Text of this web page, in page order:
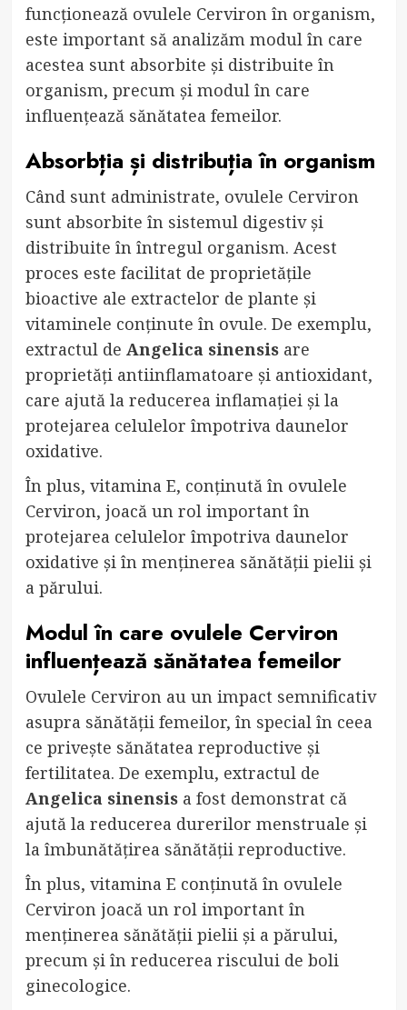
funcționează ovulele Cerviron în organism,
este important să analizăm modul în care
acestea sunt absorbite și distribuite în
organism, precum și modul în care
influențează sănătatea femeilor.
Absorbția și distribuția în organism
Când sunt administrate, ovulele Cerviron
sunt absorbite în sistemul digestiv și
distribuite în întregul organism. Acest
proces este facilitat de proprietățile
bioactive ale extractelor de plante și
vitaminele conținute în ovule. De exemplu,
extractul de Angelica sinensisare
proprietăți antiinflamatoare și antioxidant,
care ajută la reducerea inflamației și la
protejarea celulelor împotriva daunelor
oxidative.
În plus, vitamina E, conținută în ovulele
Cerviron, joacă un rol important în
protejarea celulelor împotriva daunelor
oxidative și în menținerea sănătății pielii și
a părului.
Modul în care ovulele Cerviron
influențează sănătatea femeilor
Ovulele Cerviron au un impact semnificativ
asupra sănătății femeilor, în special în ceea
ce privește sănătatea reproductive și
fertilitatea. De exemplu, extractul de
Angelica sinensisa fost demonstrat că
ajută la reducerea durerilor menstruale și
la îmbunătățirea sănătății reproductive.
În plus, vitamina E conținută în ovulele
Cerviron joacă un rol important în
menținerea sănătății pielii și a părului,
precum și în reducerea riscului de boli
ginecologice.